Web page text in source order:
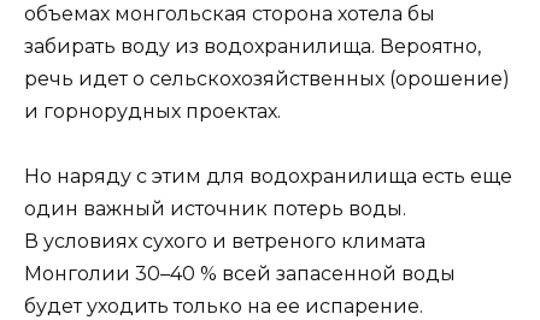
объемах монгольская сторона хотела бы
забирать воду из водохранилища. Вероятно,
речь идет о сельскохозяйственных (орошение)
и горнорудных проектах.
Но наряду с этим для водохранилища есть еще
один важный источник потерь воды.
В условиях сухого и ветреного климата
Монголии 30–40 % всей запасенной воды
будет уходить только на ее испарение.